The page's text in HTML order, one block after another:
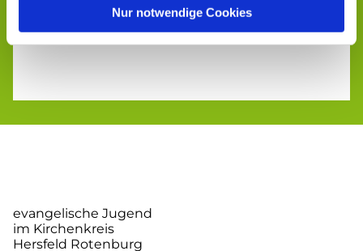
Nur notwendige Cookies
evangelische Jugend
im Kirchenkreis
Hersfeld Rotenburg